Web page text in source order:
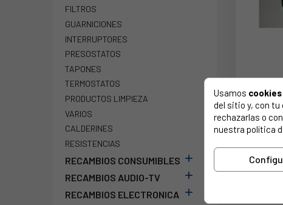
FILTROS
GUARNICIONES
INTERRUPTORES
PRESOSTATOS
TAPONES
TERMOSTATOS
PRODUCTOS LIMPIEZA
VARIOS
CALDERINES
RESISTENCIAS
RECAMBIOS CONSUMIBLES 
RECAMBIOS AUDIO-TV 
RECAMBIOS ELECTRONICA 
Usamos cookies
del sitio y, con
rechazarlas o
nuestra política